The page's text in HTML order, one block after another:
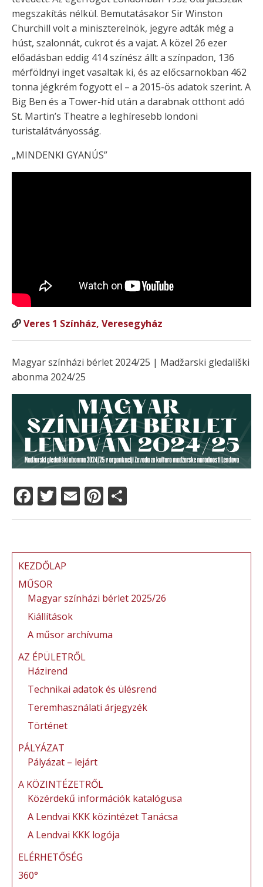
megszakítás nélkül. Bemutatásakor Sir Winston
Churchill volt a miniszterelnök, jegyre adták még a
húst, szalonnát, cukrot és a vajat. A közel 26 ezer
előadásban eddig 414 színész állt a színpadon, 136
mérföldnyi inget vasaltak ki, és az előcsarnokban 462
tonna jégkrém fogyott el – a 2015-ös adatok szerint. A
Big Ben és a Tower-híd után a darabnak otthont adó
St. Martin’s Theatre a leghíresebb londoni
turistalátványosság.
„MINDENKI GYANÚS”
Veres 1 Színház, Veresegyház
Magyar színházi bérlet 2024/25 | Madžarski gledališki
abonma 2024/25
F
a
e
b
o
o
k
T
w
te
r
E
m
l
Pi
n
re
ss
a
e
g
KEZDŐLAP
MŰSOR
Magyar színházi bérlet 2025/26
Kiállítások
A műsor archívuma
AZ ÉPÜLETRŐL
Házirend
Technikai adatok és ülésrend
Teremhasználati árjegyzék
Történet
PÁLYÁZAT
Pályázat – lejárt
A KÖZINTÉZETRŐL
Közérdekű információk katalógusa
A Lendvai KKK közintézet Tanácsa
A Lendvai KKK logója
ELÉRHETŐSÉG
360°